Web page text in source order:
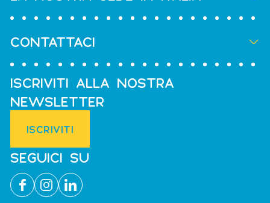
CONTATTACI
ISCRIVITI ALLA NOSTRA
NEWSLETTER
ISCRIVITI
SEGUICI SU